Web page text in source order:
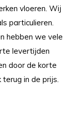
vloeren. Wij
particulieren.
hebben we vele
levertijden
door de korte
in de prijs.